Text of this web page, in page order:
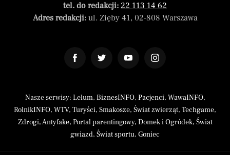
tel. do redakcji: 22 113 14 62
Adres redakcji:ul. Zięby 41, 02-808 Warszawa
Nasze serwisy: Lelum, BiznesINFO, Pacjenci, WawaINFO,
RolnikINFO, WTV, Turyści, Smakosze, Świat zwierząt, Techgame,
Zdrogi,Antyfake, Portal parentingowy, Domek i Ogródek, Świat
gwiazd, Świat sportu, Goniec